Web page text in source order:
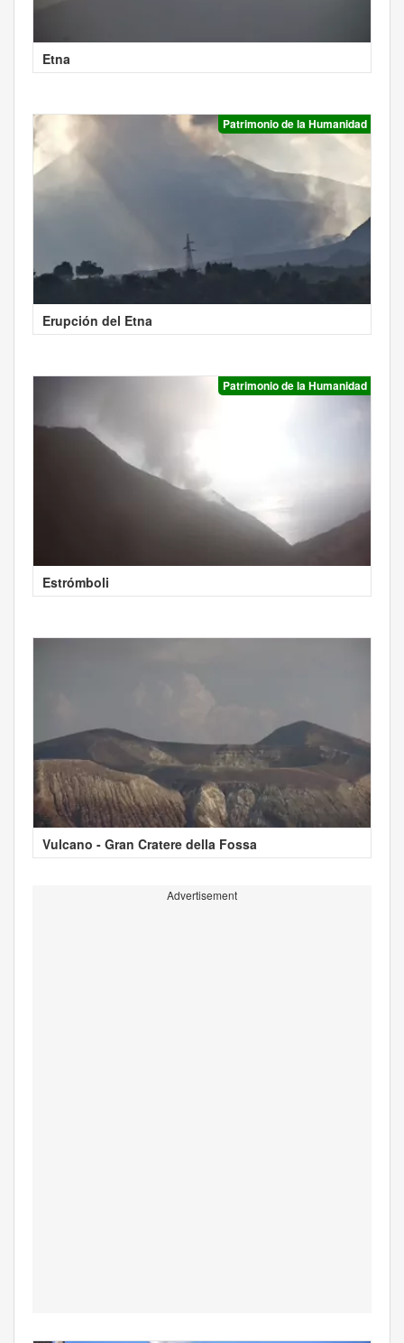
Etna
Patrimonio de la Humanidad
Erupción del Etna
Patrimonio de la Humanidad
Estrómboli
Vulcano - Gran Cratere della Fossa
Advertisement